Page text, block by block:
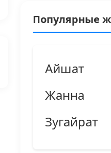
Популярные
Айшат
Жанна
Зугайрат